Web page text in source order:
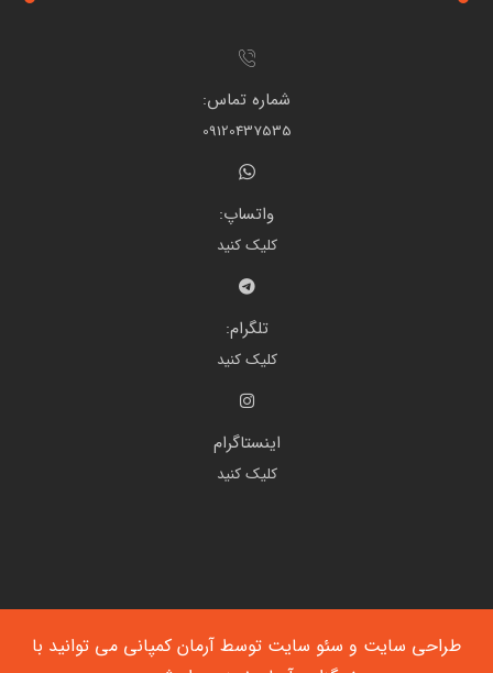
شماره تماس:
09120437535
واتساپ:
کلیک کنید
تلگرام:
کلیک کنید
اینستاگرام
کلیک کنید
طراحی سایت و سئو سایت توسط آرمان کمپانی می توانید با